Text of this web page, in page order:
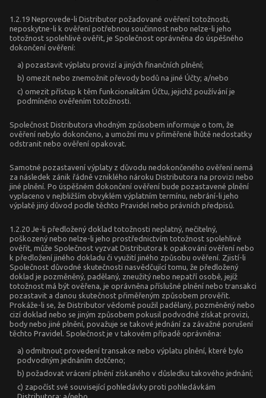
1.2.19 Neprovede-li Distributor požadované ověření totožnosti,
neposkytne-li k ověření potřebnou součinnost nebo nelze-li jeho
totožnost spolehlivě ověřit, je Společnost oprávněna do úspěšného
dokončení ověření:
a) pozastavit výplatu provizí a jiných finančních plnění;
b) omezit nebo znemožnit převody bodů na jiné Účty; a/nebo
c) omezit přístup k těm funkcionalitám Účtu, jejichž používání je
podmíněno ověřením totožnosti.
Společnost Distributora vhodným způsobem informuje o tom, že
ověření nebylo dokončeno, a umožní mu v přiměřené lhůtě nedostatky
odstranit nebo ověření opakovat.
Samotné pozastavení výplaty z důvodu nedokončeného ověření nemá
za následek zánik řádně vzniklého nároku Distributora na provizi nebo
jiné plnění. Po úspěšném dokončení ověření bude pozastavené plnění
vyplaceno v nejbližším obvyklém výplatním termínu, nebrání-li jeho
výplatě jiný důvod podle těchto Pravidel nebo právních předpisů.
1.2.20 Je-li předložený doklad totožnosti neplatný, nečitelný,
poškozený nebo nelze-li jeho prostřednictvím totožnost spolehlivě
ověřit, může Společnost vyzvat Distributora k opakování ověření nebo
k předložení jiného dokladu či využití jiného způsobu ověření. Zjistí-li
Společnost důvodné skutečnosti nasvědčující tomu, že předložený
doklad je pozměněný, padělaný, zneužitý nebo nepatří osobě, jejíž
totožnost má být ověřena, je oprávněna příslušné plnění nebo transakci
pozastavit a danou skutečnost přiměřeným způsobem prověřit.
Prokáže-li se, že Distributor vědomě použil padělaný, pozměněný nebo
cizí doklad nebo se jiným způsobem pokusil podvodně získat provizi,
body nebo jiné plnění, považuje se takové jednání za závažné porušení
těchto Pravidel. Společnost je v takovém případě oprávněna:
a) odmítnout provedení transakce nebo výplatu plnění, které bylo
podvodným jednáním dotčeno;
b) požadovat vrácení plnění získaného v důsledku takového jednání;
c) započíst své související pohledávky proti pohledávkám
Distributora; a/nebo